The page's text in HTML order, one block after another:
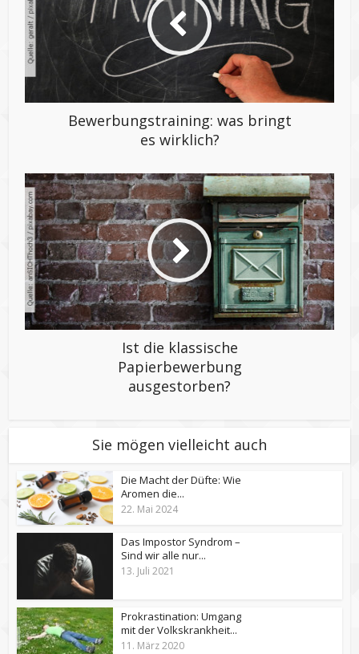
Bewerbungstraining: was bringt
es wirklich?
Ist die klassische
Papierbewerbung
ausgestorben?
Sie mögen vielleicht auch
Die Macht der Düfte: Wie
Aromen die...
22. Mai 2024
Das Impostor Syndrom –
Sind wir alle nur...
13. Juli 2021
Prokrastination: Umgang
mit der Volkskrankheit...
11. März 2020